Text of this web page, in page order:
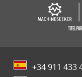
+34 911 433